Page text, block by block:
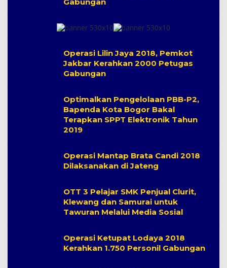
Operasi Lilin Jaya 2018, Pemkot
Jakbar Kerahkan 2000 Petugas
Gabungan
Optimalkan Pengelolaan PBB-P2,
Bapenda Kota Bogor Bakal
Terapkan SPPT Elektronik Tahun
2019
Operasi Mantap Brata Candi 2018
Dilaksanakan di Jateng
OTT 3 Pelajar SMK Penjual Clurit,
Klewang dan Samurai untuk
Tawuran Melalui Media Sosial
Operasi Ketupat Lodaya 2018
Kerahkan 1.750 Personil Gabungan